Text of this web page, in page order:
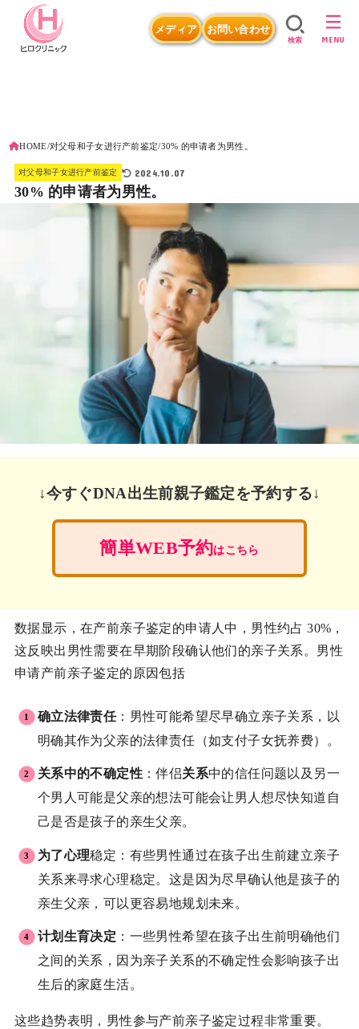
メディア お問い合わせ
検索 MENU
HOME 对父母和子女进行产前鉴定 30% 的申请者为男性。
对父母和子女进行产前鉴定 2024.10.07
30% 的申请者为男性。
↓今すぐDNA出生前親子鑑定を予約する↓
簡単WEB予約はこちら
数据显示，在产前亲子鉴定的申请人中，男性约占 30%，
这反映出男性需要在早期阶段确认他们的亲子关系。男性
申请产前亲子鉴定的原因包括
确立法律责任：男性可能希望尽早确立亲子关系，以
明确其作为父亲的法律责任（如支付子女抚养费）。
关系中的不确定性：伴侣关系中的信任问题以及另一
个男人可能是父亲的想法可能会让男人想尽快知道自
己是否是孩子的亲生父亲。
为了心理稳定：有些男性通过在孩子出生前建立亲子
关系来寻求心理稳定。这是因为尽早确认他是孩子的
亲生父亲，可以更容易地规划未来。
计划生育决定 ：一些男性希望在孩子出生前明确他们
之间的关系，因为亲子关系的不确定性会影响孩子出
生后的家庭生活。
这些趋势表明，男性参与产前亲子鉴定过程非常重要。